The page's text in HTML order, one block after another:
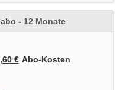
- 12 Monate
€ Abo‑Kosten